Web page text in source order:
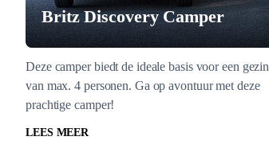
Britz Discovery Camper
Deze camper biedt de ideale basis voor een gezin
van max. 4 personen. Ga op avontuur met deze
prachtige camper!
LEES MEER